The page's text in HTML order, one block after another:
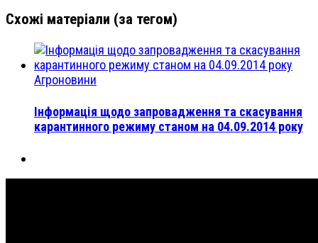
Схожі матеріали (за тегом)
Агроновини
Інформація щодо запровадження та скасування
карантинного режиму станом на 04.09.2014 року